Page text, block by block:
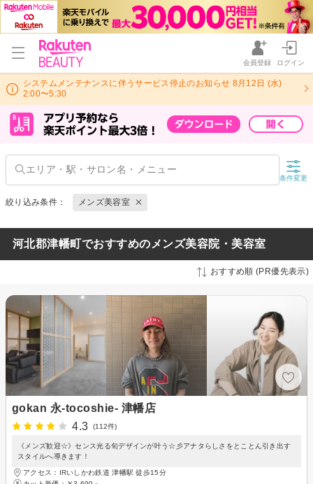
会員登録 ログイン
システムメンテナンスに伴うサービス停止のお知らせ 8月12日 (水)
2:00〜5:30
条件変更
絞り込み条件： メンズ美容室
河北郡津幡町でおすすめのメンズ美容院・美容室
おすすめ順 (PR優先表示)
gokan 永-tocoshie- 津幡店
4.3
(112件)
《メンズ歓迎☆》センス光る旬デザインが叶う☆彡アナタらしさをとことん引き出す
スタイルへ導きます！
アクセス：IRいしかわ鉄道 津幡駅 徒歩15分